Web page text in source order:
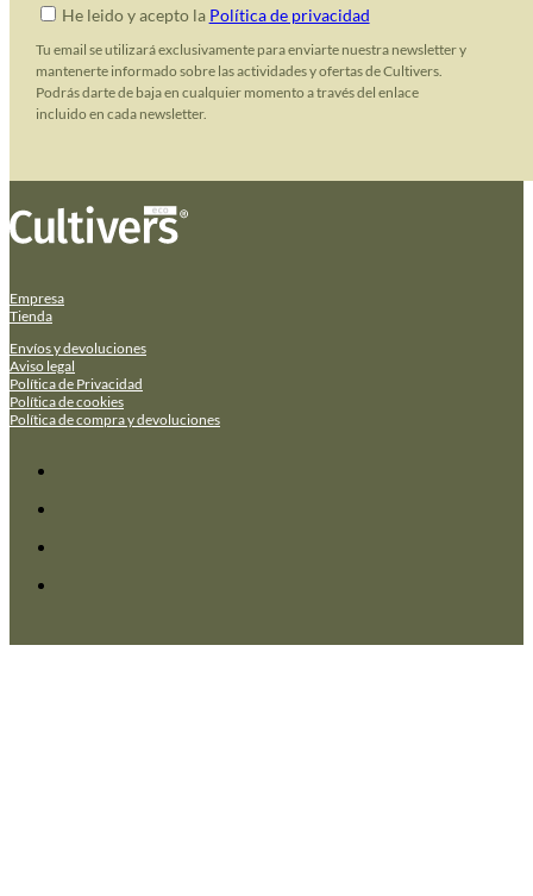
He leido y acepto la Política de privacidad
Tu email se utilizará exclusivamente para enviarte nuestra newsletter y
mantenerte informado sobre las actividades y ofertas de Cultivers.
Podrás darte de baja en cualquier momento a través del enlace
incluido en cada newsletter.
Empresa
Tienda
Envíos y devoluciones
Aviso legal
Política de Privacidad
Política de cookies
Política de compra y devoluciones